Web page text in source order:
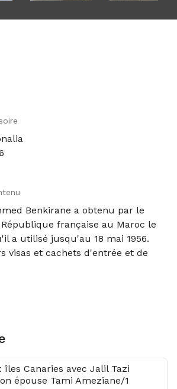
Benkirane a obtenu par le
française au Maroc le
a utilisé jusqu'au 18 mai 1956.
visas et cachets d'entrée et de
îles Canaries avec Jalil Tazi
épouse Tami Ameziane/1